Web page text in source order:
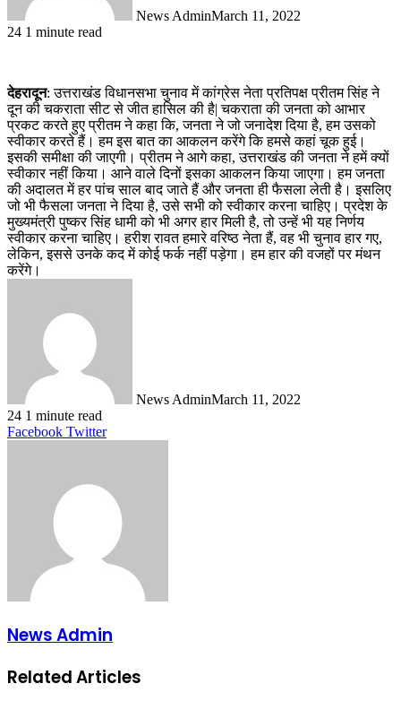
News AdminMarch 11, 2022
24 1 minute read
देहरादून: उत्तराखंड विधानसभा चुनाव में कांग्रेस नेता प्रतिपक्ष प्रीतम सिंह ने
दून की चकराता सीट से जीत हासिल की है| चकराता की जनता को आभार
प्रकट करते हुए प्रीतम ने कहा कि, जनता ने जो जनादेश दिया है, हम उसको
स्वीकार करते हैं। हम इस बात का आकलन करेंगे कि हमसे कहां चूक हुई।
इसकी समीक्षा की जाएगी। प्रीतम ने आगे कहा, उत्तराखंड की जनता ने हमें क्यों
स्वीकार नहीं किया। आने वाले दिनों इसका आकलन किया जाएगा। हम जनता
की अदालत में हर पांच साल बाद जाते हैं और जनता ही फैसला लेती है। इसलिए
जो भी फैसला जनता ने दिया है, उसे सभी को स्वीकार करना चाहिए। प्रदेश के
मुख्यमंत्री पुष्कर सिंह धामी को भी अगर हार मिली है, तो उन्हें भी यह निर्णय
स्वीकार करना चाहिए। हरीश रावत हमारे वरिष्ठ नेता हैं, वह भी चुनाव हार गए,
लेकिन, इससे उनके कद में कोई फर्क नहीं पड़ेगा। हम हार की वजहों पर मंथन
करेंगे।
News AdminMarch 11, 2022
24 1 minute read
Facebook TwitterLinkedIn
Tumblr
Pinterest
Reddit
VKontakte
Share
Print
News Admin
Related Articles